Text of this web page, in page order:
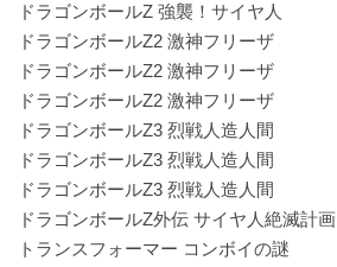
ドラゴンボールZ 強襲！サイヤ人
ドラゴンボールZ2 激神フリーザ
ドラゴンボールZ2 激神フリーザ
ドラゴンボールZ2 激神フリーザ
ドラゴンボールZ3 烈戦人造人間
ドラゴンボールZ3 烈戦人造人間
ドラゴンボールZ3 烈戦人造人間
ドラゴンボールZ外伝 サイヤ人絶滅計画
トランスフォーマー コンボイの謎